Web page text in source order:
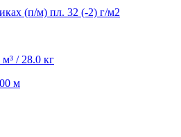
(п/м) пл. 32 (-2) г/м2
м³ / 28.0 кг
м